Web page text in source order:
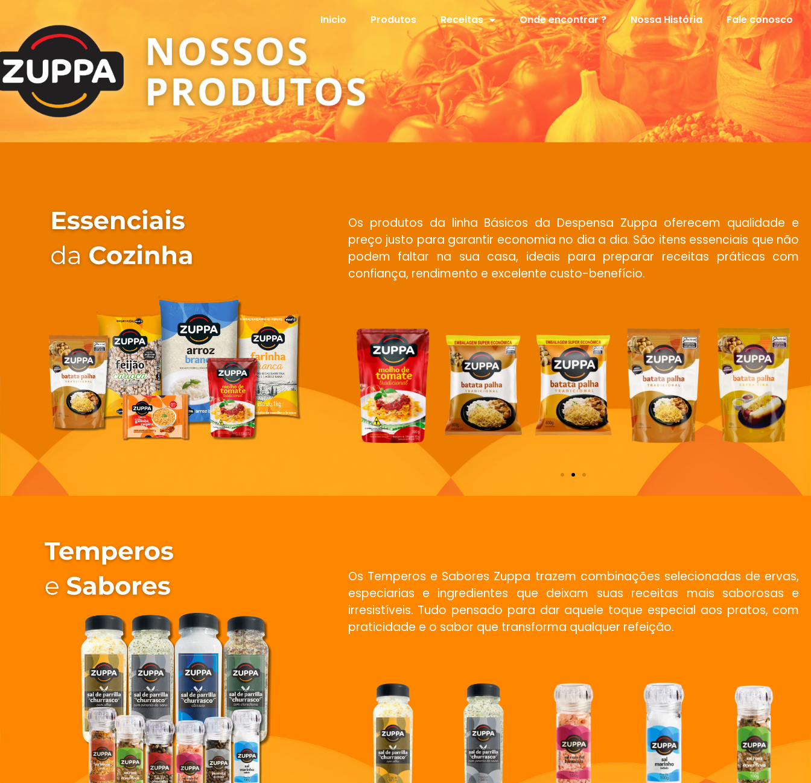
Inicio Produtos Receitas Onde encontrar ? Nossa História Fale conosco
Os produtos da linha Básicos da Despensa Zuppa oferecem qualidade e
preço justo para garantir economia no dia a dia. São itens essenciais que não
podem faltar na sua casa, ideais para preparar receitas práticas com
confiança, rendimento e excelente custo-benefício.
Os Temperos e Sabores Zuppa trazem combinações selecionadas de ervas,
especiarias e ingredientes que deixam suas receitas mais saborosas e
irresistíveis. Tudo pensado para dar aquele toque especial aos pratos, com
praticidade e o sabor que transforma qualquer refeição.